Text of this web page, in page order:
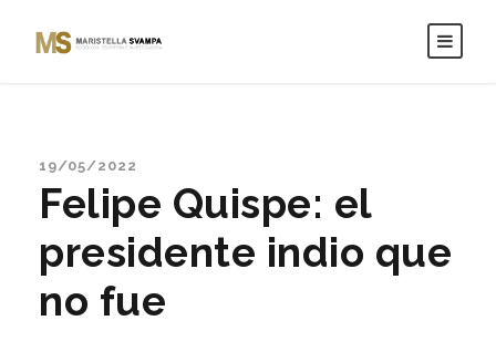
19/05/2022
Felipe Quispe: el
presidente indio que
no fue